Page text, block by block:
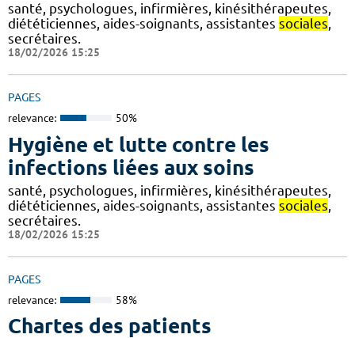
santé, psychologues, infirmières, kinésithérapeutes,
diététiciennes, aides-soignants, assistantes sociales,
secrétaires.
18/02/2026 15:25
PAGES
relevance: 50%
Hygiène et lutte contre les
infections liées aux soins
santé, psychologues, infirmières, kinésithérapeutes,
diététiciennes, aides-soignants, assistantes sociales
secrétaires.
18/02/2026 15:25
PAGES
relevance: 58%
Chartes des patients